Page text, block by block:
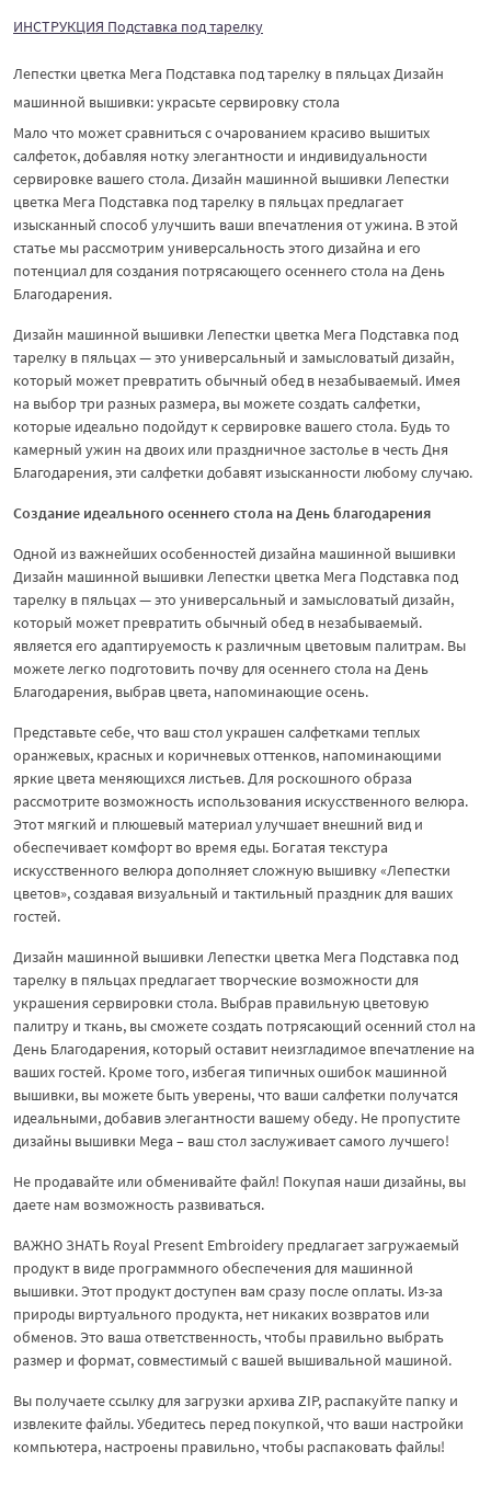
ИНСТРУКЦИЯ Подставка под тарелку
Лепестки цветка Мега Подставка под тарелку в пяльцах Дизайн
машинной вышивки: украсьте сервировку стола
Мало что может сравниться с очарованием красиво вышитых
салфеток, добавляя нотку элегантности и индивидуальности
сервировке вашего стола. Дизайн машинной вышивки Лепестки
цветка Мега Подставка под тарелку в пяльцах предлагает
изысканный способ улучшить ваши впечатления от ужина. В этой
статье мы рассмотрим универсальность этого дизайна и его
потенциал для создания потрясающего осеннего стола на День
Благодарения.
Дизайн машинной вышивки Лепестки цветка Мега Подставка под
тарелку в пяльцах — это универсальный и замысловатый дизайн,
который может превратить обычный обед в незабываемый. Имея
на выбор три разных размера, вы можете создать салфетки,
которые идеально подойдут к сервировке вашего стола. Будь то
камерный ужин на двоих или праздничное застолье в честь Дня
Благодарения, эти салфетки добавят изысканности любому случаю.
Создание идеального осеннего стола на День благодарения
Одной из важнейших особенностей дизайна машинной вышивки
Дизайн машинной вышивки Лепестки цветка Мега Подставка под
тарелку в пяльцах — это универсальный и замысловатый дизайн,
который может превратить обычный обед в незабываемый.
является его адаптируемость к различным цветовым палитрам. Вы
можете легко подготовить почву для осеннего стола на День
Благодарения, выбрав цвета, напоминающие осень.
Представьте себе, что ваш стол украшен салфетками теплых
оранжевых, красных и коричневых оттенков, напоминающими
яркие цвета меняющихся листьев. Для роскошного образа
рассмотрите возможность использования искусственного велюра.
Этот мягкий и плюшевый материал улучшает внешний вид и
обеспечивает комфорт во время еды. Богатая текстура
искусственного велюра дополняет сложную вышивку «Лепестки
цветов», создавая визуальный и тактильный праздник для ваших
гостей.
Дизайн машинной вышивки Лепестки цветка Мега Подставка под
тарелку в пяльцах предлагает творческие возможности для
украшения сервировки стола. Выбрав правильную цветовую
палитру и ткань, вы сможете создать потрясающий осенний стол на
День Благодарения, который оставит неизгладимое впечатление на
ваших гостей. Кроме того, избегая типичных ошибок машинной
вышивки, вы можете быть уверены, что ваши салфетки получатся
идеальными, добавив элегантности вашему обеду. Не пропустите
дизайны вышивки Mega – ваш стол заслуживает самого лучшего!
Не продавайте или обменивайте файл! Покупая наши дизайны, вы
даете нам возможность развиваться.
ВАЖНО ЗНАТЬ Royal Present Embroidery предлагает загружаемый
продукт в виде программного обеспечения для машинной
вышивки. Этот продукт доступен вам сразу после оплаты. Из-за
природы виртуального продукта, нет никаких возвратов или
обменов. Это ваша ответственность, чтобы правильно выбрать
размер и формат, совместимый с вашей вышивальной машиной.
Вы получаете ссылку для загрузки архива ZIP, распакуйте папку и
извлеките файлы. Убедитесь перед покупкой, что ваши настройки
компьютера, настроены правильно, чтобы распаковать файлы!